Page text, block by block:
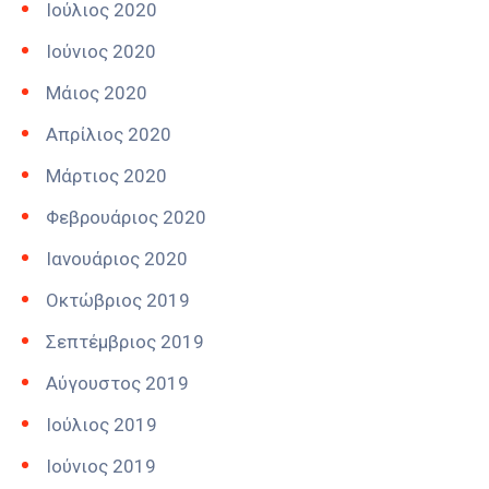
Ιούλιος 2020
Ιούνιος 2020
Μάιος 2020
Απρίλιος 2020
Μάρτιος 2020
Φεβρουάριος 2020
Ιανουάριος 2020
Οκτώβριος 2019
Σεπτέμβριος 2019
Αύγουστος 2019
Ιούλιος 2019
Ιούνιος 2019